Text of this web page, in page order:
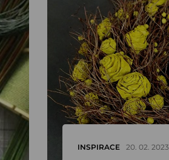
INSPIRACE 20. 02. 2023